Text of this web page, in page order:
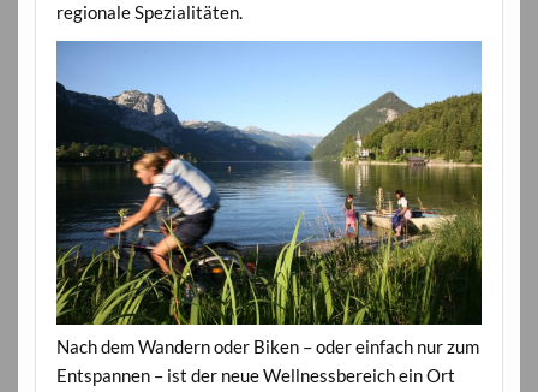
regionale Spezialitäten.
Nach dem Wandern oder Biken – oder einfach nur zum
Entspannen – ist der neue Wellnessbereich ein Ort